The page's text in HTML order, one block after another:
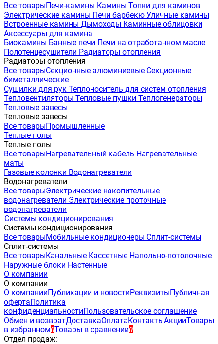
Все товарыПечи-камины Камины Топки для каминов
Электрические камины Печи барбекю Уличные камины
Встроенные камины Дымоходы Каминные облицовки
Аксессуары для камина
Биокамины Банные печи Печи на отработанном масле
Полотенцесушители Радиаторы отопления
Радиаторы отопления
Все товарыСекционные алюминиевые Секционные
биметаллические
Сушилки для рук Теплоноситель для систем отопления
Тепловентиляторы Тепловые пушки Теплогенераторы
Тепловые завесы
Тепловые завесы
Все товарыПромышленные
Теплые полы
Теплые полы
Все товарыНагревательный кабель Нагревательные
маты
Газовые колонки Водонагреватели
Водонагреватели
Все товарыЭлектрические накопительные
водонагреватели Электрические проточные
водонагреватели
Системы кондиционирования
Системы кондиционирования
Все товарыМобильные кондиционеры Сплит-системы
Сплит-системы
Все товарыКанальные Кассетные Напольно-потолочные
Наружные блоки Настенные
О компании
О компании
О компанииПубликации и новостиРеквизитыПубличная
офертаПолитика
конфиденциальностиПользовательское соглашение
Обмен и возвратДоставкаОплатаКонтактыАкцииТовары
в избранном0Товары в сравнении0
Отдел продаж: